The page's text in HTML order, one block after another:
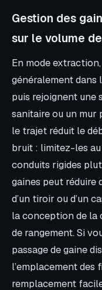
Gestion des
sur le volume
En mode
généralement dans
puis rejoignent une
sanitaire ou un mur
le trajet réduit le
bruit : limitez-les
conduits rigides
gaines peut réduire
d’un tiroir ou d’un
la conception de la
de rangement. Si
passage de gaine
l’emplacement
remplacement